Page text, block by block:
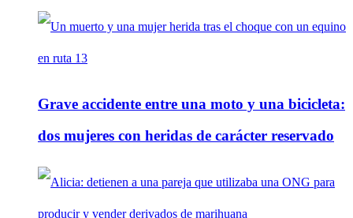
Grave accidente entre una moto y una bicicleta:
dos mujeres con heridas de carácter reservado